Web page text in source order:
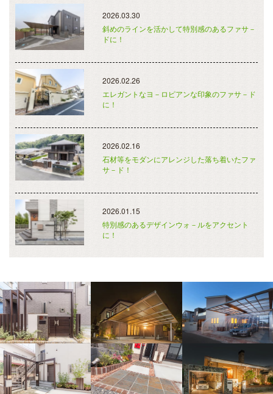
2026.03.30
斜めのラインを活かして特別感のあるファサ－
ドに！
2026.02.26
エレガントなヨ－ロピアンな印象のファサ－ド
に！
2026.02.16
石材等をモダンにアレンジした落ち着いたファ
サ－ド！
2026.01.15
特別感のあるデザインウォ－ルをアクセント
に！